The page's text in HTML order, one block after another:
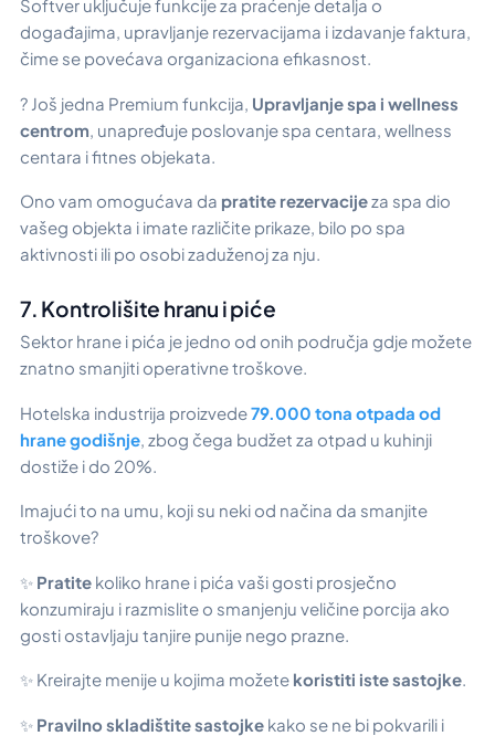
Softver uključuje funkcije za praćenje detalja o
događajima, upravljanje rezervacijama i izdavanje faktura,
čime se povećava organizaciona efikasnost.
? Još jedna Premium funkcija, Upravljanje spa i wellness
centrom, unapređuje poslovanje spa centara, wellness
centara i fitnes objekata.
Ono vam omogućava da pratite rezervacijeza spa dio
vašeg objekta i imate različite prikaze, bilo po spa
aktivnosti ili po osobi zaduženoj za nju.
7. Kontrolišite hranu i piće
Sektor hrane i pića je jedno od onih područja gdje možete
znatno smanjiti operativne troškove.
Hotelska industrija proizvede79.000 tona otpada od
hrane godišnje , zbog čega budžet za otpad u kuhinji
dostiže i do 20%.
Imajući to na umu, koji su neki od načina da smanjite
troškove?
✨ Pratite koliko hrane i pića vaši gosti prosječno
konzumiraju i razmislite o smanjenju veličine porcija ako
gosti ostavljaju tanjire punije nego prazne.
✨ Kreirajte menije u kojima možete koristiti iste sastojke.
✨ Pravilno skladištite sastojke kako se ne bi pokvarili i